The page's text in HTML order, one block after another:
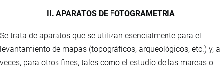
II. APARATOS DE FOTOGRAMETRIA
Se trata de aparatos que se utilizan esencialmente para el
levantamiento de mapas (topográficos, arqueológicos, etc.) y, a
veces, para otros fines, tales como el estudio de las mareas o